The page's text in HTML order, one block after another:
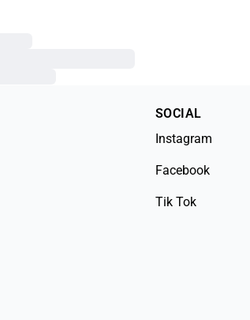
SOCIAL
Instagram
Facebook
Tik Tok